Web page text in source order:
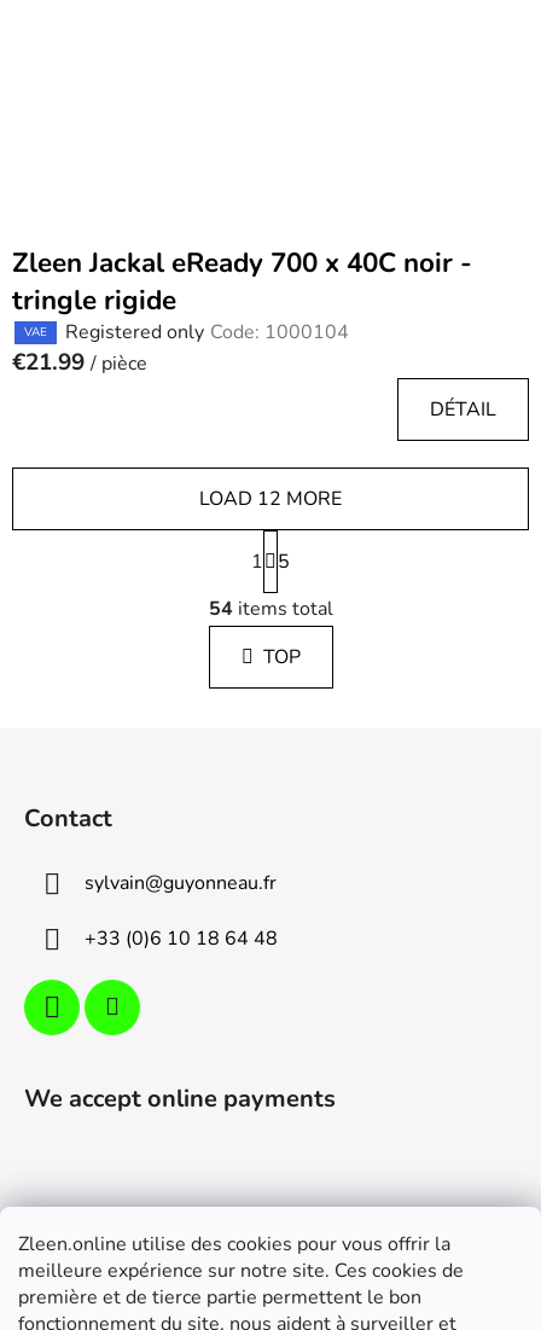
Zleen.online utilise des cookies pour vous offrir la
meilleure expérience sur notre site. Ces cookies de
première et de tierce partie permettent le bon
fonctionnement du site, nous aident à surveiller et
Zleen Jackal eReady 700 x 40C noir -
tringle rigide
VAE Registered only Code: 1000104
€21.99 / pièce
DÉTAIL
L
i
s
t
i
r
l
LOAD 12 MORE
P
a
g
i
n
a
1
5
54items total
TOP
Contact
sylvain@guyonneau.fr
+33 (0)6 10 18 64 48
We accept online payments
Support
Modalités de livraison et paiement